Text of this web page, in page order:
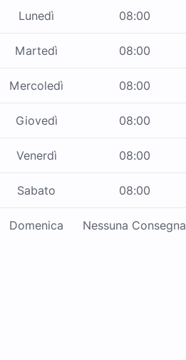
Lunedì 08:00
Martedì 08:00
Mercoledì 08:00
Giovedì 08:00
Venerdì 08:00
Sabato 08:00
Domenica Nessuna Consegna